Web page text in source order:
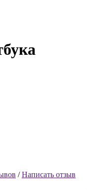
/Написать отзыв